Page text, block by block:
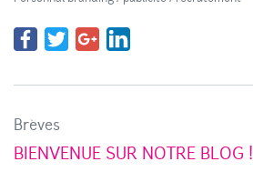
Brèves
BIENVENUE SUR NOTRE BLOG !